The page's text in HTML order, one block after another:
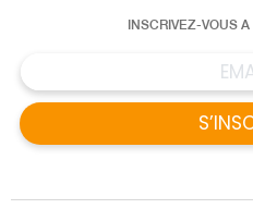
INSCRIVEZ-VOUS